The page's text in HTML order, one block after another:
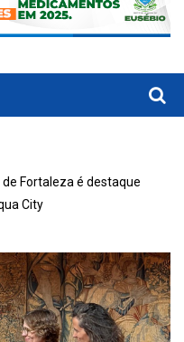
Fortaleza é destaque
City